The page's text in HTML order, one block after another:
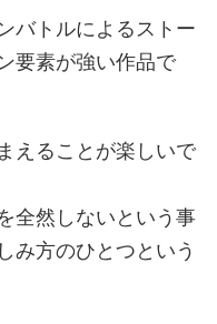
バトルによるストー
要素が強い作品で
えることが楽しいで
全然しないという事
み方のひとつという